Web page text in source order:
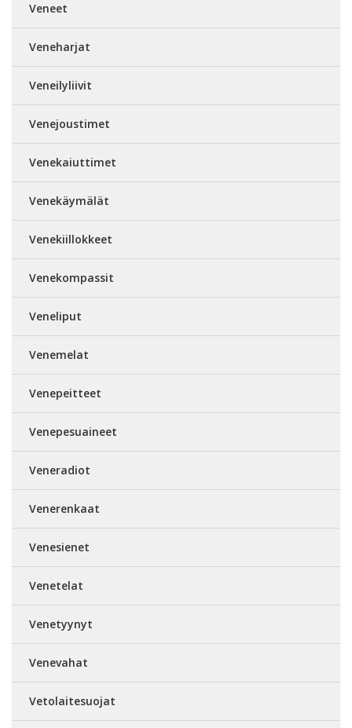
Veneet
Veneharjat
Veneilyliivit
Venejoustimet
Venekaiuttimet
Venekäymälät
Venekiillokkeet
Venekompassit
Veneliput
Venemelat
Venepeitteet
Venepesuaineet
Veneradiot
Venerenkaat
Venesienet
Venetelat
Venetyynyt
Venevahat
Vetolaitesuojat